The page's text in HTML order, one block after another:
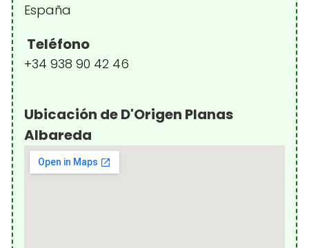
España
Teléfono
+34 938 90 42 46
Ubicación de D'Origen Planas
Albareda